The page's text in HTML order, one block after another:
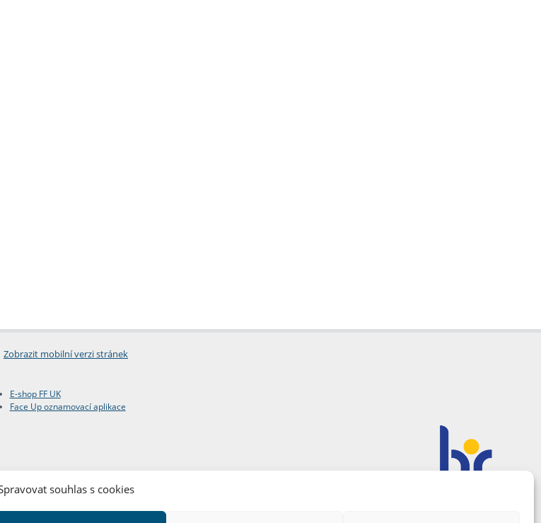
souhlas s cookies
Zobrazit mobilní verzi stránek
E-shop FF UK
Face Up oznamovací aplikace